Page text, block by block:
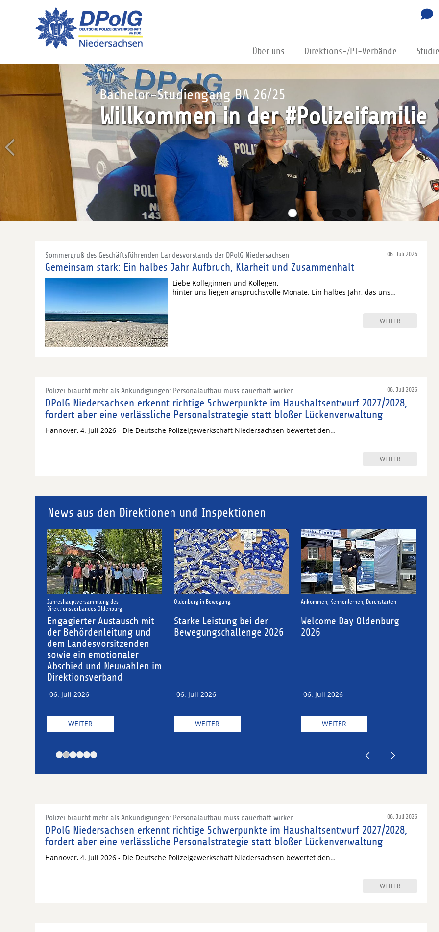
Über uns Direktions-/PI-Verbände
DPolG vor Ort:
Direktions- und PI-Verbände
06. Juli 2026
Sommergruß des Geschäftsführenden Landesvorstands der DPolG Niedersachsen
Gemeinsam stark: Ein halbes Jahr Aufbruch, Klarheit und Zusammenhalt
Liebe Kolleginnen und Kollegen,
hinter uns liegen anspruchsvolle Monate. Ein halbes Jahr, das uns…
WEITER
06. Juli 2026
Polizei braucht mehr als Ankündigungen: Personalaufbau muss dauerhaft wirken
DPolG Niedersachsen erkennt richtige Schwerpunkte im Haushaltsentwurf 2027/2028,
fordert aber eine verlässliche Personalstrategie statt bloßer Lückenverwaltung
Hannover, 4. Juli 2026 - Die Deutsche Polizeigewerkschaft Niedersachsen bewertet den…
WEITER
News aus den Direktionen und Inspektionen
des
Oldenburg
Austausch mit
Behördenleitung und
Landesvorsitzenden
ein emotionaler
und Neuwahlen im
Oldenburg in Bewegung:
Starke Leistung bei der
Bewegungschallenge 2026
Ankommen, Kennenlernen, Durchstarten
Welcome Day Oldenburg
2026
03.06.2026
06. Juli 2026
Polizei braucht mehr als Ankündigungen: Personalaufbau muss dauerhaft wirken
DPolG Niedersachsen erkennt richtige Schwerpunkte im Haushaltsentwurf 2027/2028,
fordert aber eine verlässliche Personalstrategie statt bloßer Lückenverwaltung
Hannover, 4. Juli 2026 - Die Deutsche Polizeigewerkschaft Niedersachsen bewertet den…
WEITER